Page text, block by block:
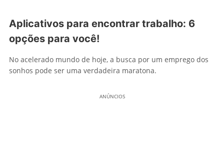
Aplicativos para encontrar trabalho: 6
opções para você!
No acelerado mundo de hoje, a busca por um emprego dos
sonhos pode ser uma verdadeira maratona.
ANÚNCIOS